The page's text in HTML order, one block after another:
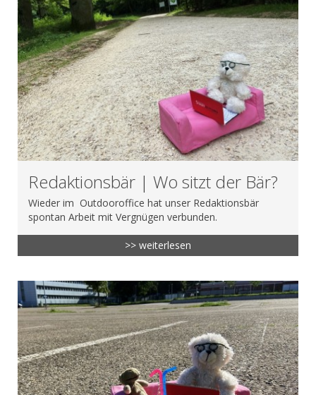
Redaktionsbär | Wo sitzt der Bär?
Wieder im Outdooroffice hat unser Redaktionsbär
spontan Arbeit mit Vergnügen verbunden.
>> weiterlesen